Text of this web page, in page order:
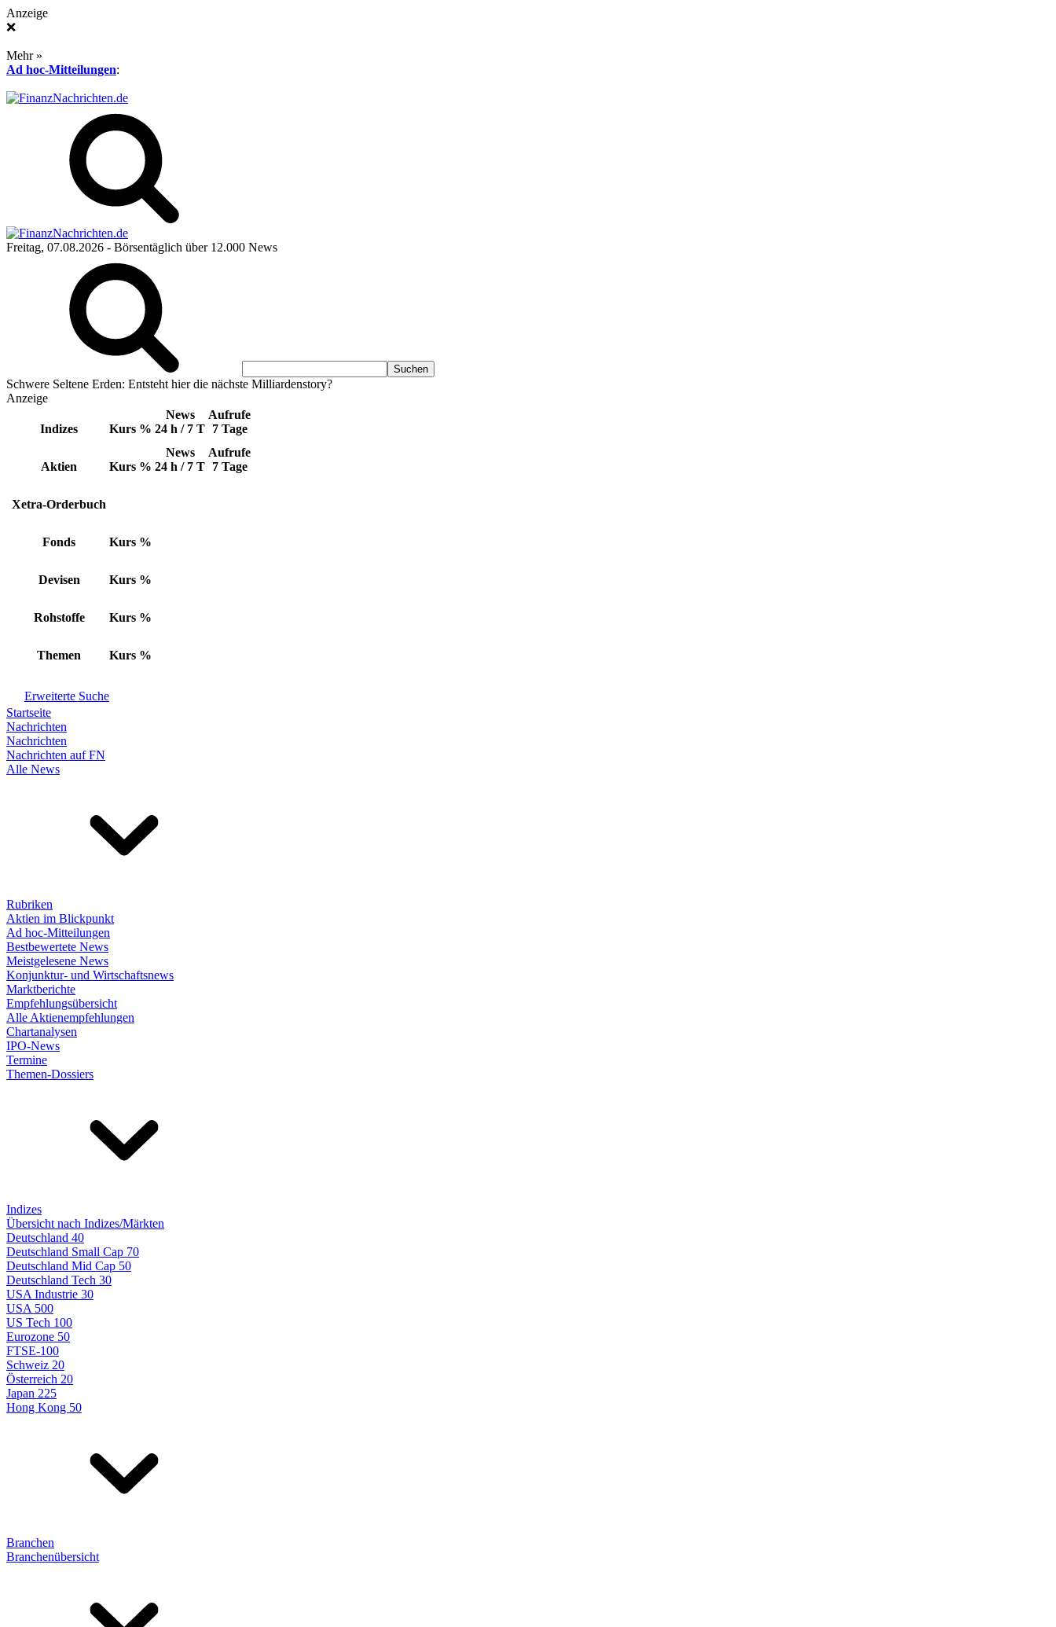
Anzeige
❌
Mehr »
Ad hoc-Mitteilungen:
Freitag, 07.08.2026 - Börsentäglich über 12.000 News
Schwere Seltene Erden: Entsteht hier die nächste Milliardenstory?
Anzeige
Indizes Kurs %
News
24 h / 7 T
Aufrufe
7 Tage
Aktien Kurs %
News
24 h / 7 T
Aufrufe
7 Tage
Xetra-Orderbuch
Fonds Kurs %
Devisen Kurs %
Rohstoffe Kurs %
Themen Kurs %
Erweiterte Suche
Startseite
Nachrichten
Nachrichten
Nachrichten auf FN
Alle News
Rubriken
Aktien im Blickpunkt
Ad hoc-Mitteilungen
Bestbewertete News
Meistgelesene News
Konjunktur- und Wirtschaftsnews
Marktberichte
Empfehlungsübersicht
Alle Aktienempfehlungen
Chartanalysen
IPO-News
Termine
Themen-Dossiers
Indizes
Übersicht nach Indizes/Märkten
Deutschland 40
Deutschland Small Cap 70
Deutschland Mid Cap 50
Deutschland Tech 30
USA Industrie 30
USA 500
US Tech 100
Eurozone 50
FTSE-100
Schweiz 20
Österreich 20
Japan 225
Hong Kong 50
Branchen
Branchenübersicht